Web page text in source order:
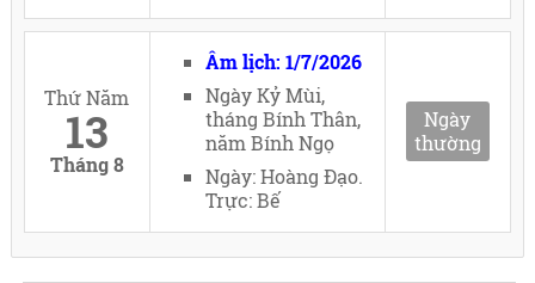
Thứ Năm
13
Tháng 8
Âm lịch: 1/7/2026
Ngày Kỷ Mùi,
tháng Bính Thân,
năm Bính Ngọ
Ngày: Hoàng Đạo.
Trực: Bế
Ngày
thường